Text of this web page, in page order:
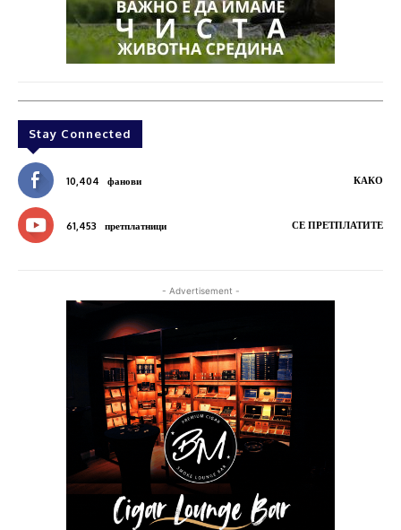
Stay Connected
10,404 фанови КАКО
61,453 претплатници СЕ ПРЕТПЛАТИТЕ
- Advertisement -